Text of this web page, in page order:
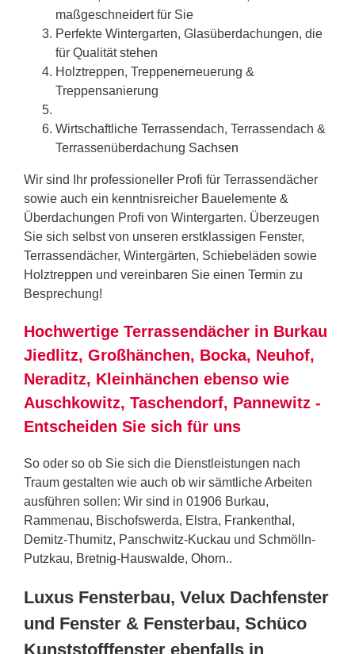
maßgeschneidert für Sie
Perfekte Wintergarten, Glasüberdachungen, die
für Qualität stehen
Holztreppen, Treppenerneuerung &
Treppensanierung
Wirtschaftliche Terrassendach, Terrassendach &
Terrassenüberdachung Sachsen
Wir sind Ihr professioneller Profi für Terrassendächer
sowie auch ein kenntnisreicher Bauelemente &
Überdachungen Profi von Wintergarten. Überzeugen
Sie sich selbst von unseren erstklassigen Fenster,
Terrassendächer, Wintergärten, Schiebeläden sowie
Holztreppen und vereinbaren Sie einen Termin zu
Besprechung!
Hochwertige Terrassendächer in Burkau
Jiedlitz, Großhänchen, Bocka, Neuhof,
Neraditz, Kleinhänchen ebenso wie
Auschkowitz, Taschendorf, Pannewitz -
Entscheiden Sie sich für uns
So oder so ob Sie sich die Dienstleistungen nach
Traum gestalten wie auch ob wir sämtliche Arbeiten
ausführen sollen: Wir sind in 01906 Burkau,
Rammenau, Bischofswerda, Elstra, Frankenthal ,
Demitz-Thumitz, Panschwitz-Kuckau und Schmölln-
Putzkau, Bretnig-Hauswalde, Ohorn..
Luxus Fensterbau, Velux Dachfenster
und Fenster & Fensterbau, Schüco
Kunststofffenster ebenfalls in